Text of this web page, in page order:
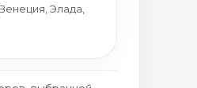
Элада,